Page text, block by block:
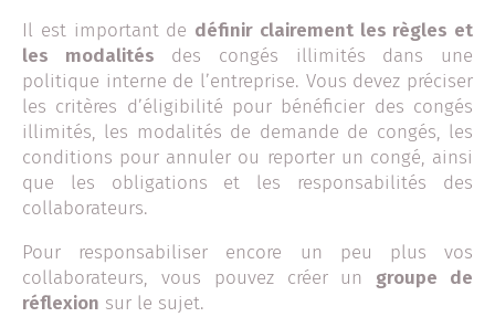
Il est important de définir clairement les règles et
les modalités des congés illimités dans une
politique interne de l’entreprise. Vous devez préciser
les critères d’éligibilité pour bénéficier des congés
illimités, les modalités de demande de congés, les
conditions pour annuler ou reporter un congé, ainsi
que les obligations et les responsabilités des
collaborateurs.
Pour responsabiliser encore un peu plus vos
collaborateurs, vous pouvez créer un groupe de
réflexion sur le sujet.